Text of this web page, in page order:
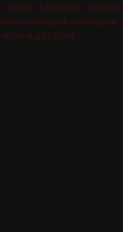
представлены
лучших
ждёт Вас!